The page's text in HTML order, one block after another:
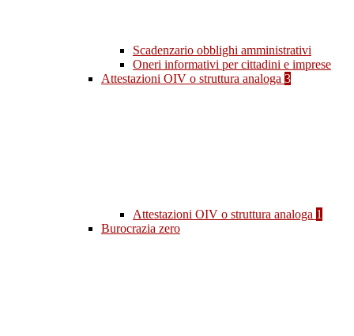
Scadenzario obblighi amministrativi
Oneri informativi per cittadini e imprese
Attestazioni OIV o struttura analoga 3
Attestazioni OIV o struttura analoga 1
Burocrazia zero